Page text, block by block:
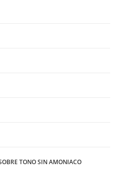
TONO SIN AMONIACO